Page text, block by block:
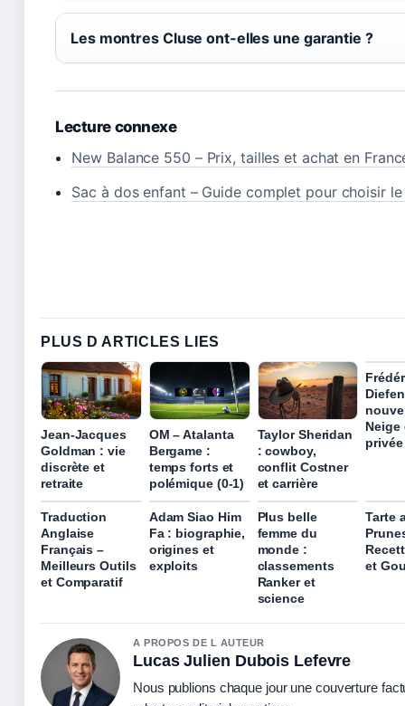
Les montres Cluse ont-elles une garantie ?
Lecture connexe
New Balance 550 – Prix, tailles et achat en
Sac à dos enfant – Guide complet pour choisir
PLUS D ARTICLES LIES
Jean-Jacques
Goldman : vie
discrète et
retraite
OM – Atalanta
Bergame :
temps forts et
polémique (0-1)
Taylor Sheridan
: cowboy,
conflit Costner
et carrière
Neige
privée
Traduction
Anglaise
Français –
Meilleurs Outils
et Comparatif
Adam Siao Him
Fa : biographie,
origines et
exploits
Plus belle
femme du
monde :
classements
Ranker et
science
Tarte
et
A PROPOS DE L AUTEUR
Lucas Julien Dubois Lefevre
Nous publions chaque jour une couverture